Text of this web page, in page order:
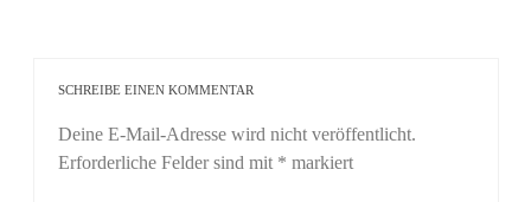
SCHREIBE EINEN KOMMENTAR
Deine E-Mail-Adresse wird nicht veröffentlicht.
Erforderliche Felder sind mit * markiert